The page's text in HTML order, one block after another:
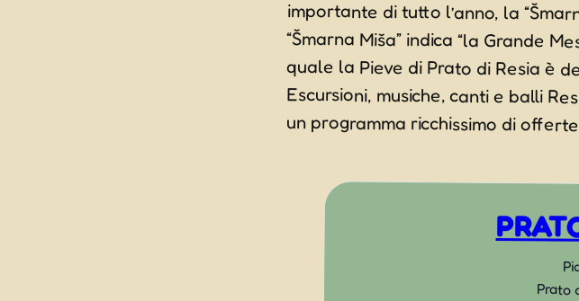
quale la Pieve di Prato di Resia è
Escursioni, musiche, canti e balli
un programma ricchissimo di
Prato